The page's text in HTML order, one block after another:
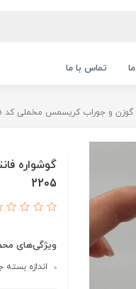
تماس با ما
گوزن و جوراب کریسمس مخملی کد 2205
گوشواره
2205
ویژگی‌های
اندازه بسته جعبه: طول : 6